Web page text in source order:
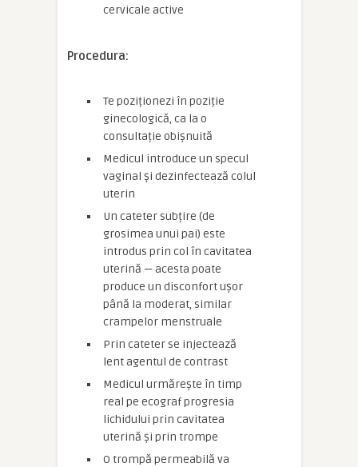
cervicale active
Procedura:
Te poziționezi în poziție
ginecologică, ca la o
consultație obișnuită
Medicul introduce un specul
vaginal și dezinfectează colul
uterin
Un cateter subțire (de
grosimea unui pai) este
introdus prin col în cavitatea
uterină — acesta poate
produce un disconfort ușor
până la moderat, similar
crampelor menstruale
Prin cateter se injectează
lent agentul de contrast
Medicul urmărește în timp
real pe ecograf progresia
lichidului prin cavitatea
uterină și prin trompe
O trompă permeabilă va